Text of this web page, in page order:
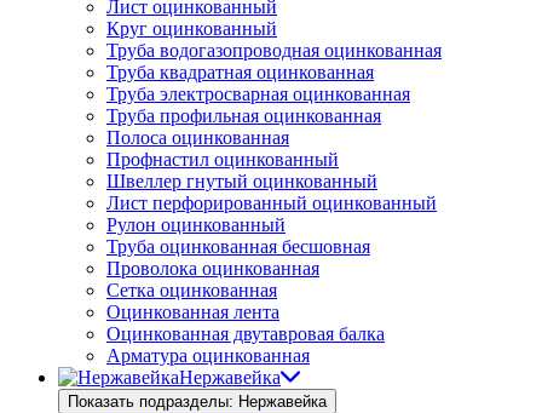
Лист оцинкованный
Круг оцинкованный
Труба водогазопроводная оцинкованная
Труба квадратная оцинкованная
Труба электросварная оцинкованная
Труба профильная оцинкованная
Полоса оцинкованная
Профнастил оцинкованный
Швеллер гнутый оцинкованный
Лист перфорированный оцинкованный
Рулон оцинкованный
Труба оцинкованная бесшовная
Проволока оцинкованная
Сетка оцинкованная
Оцинкованная лента
Оцинкованная двутавровая балка
Арматура оцинкованная
Нержавейка
Показать подразделы: Нержавейка